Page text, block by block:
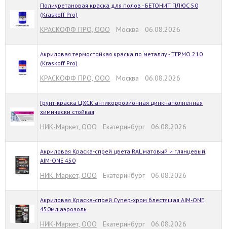
Полиуретановая краска для полов - БЕТОНИТ ПЛЮС 50
(Kraskoff Pro)
КРАСКОФФ ПРО, ООО Москва 06.08.2026
Акриловая термостойкая краска по металлу - ТЕРМО 210
(Kraskoff Pro)
КРАСКОФФ ПРО, ООО Москва 06.08.2026
Грунт-краска ЦХСК антикоррозионная цинкнаполненная
химически стойкая
НИК-Маркет, ООО Екатеринбург 06.08.2026
Акриловая Краска-спрей цвета RAL матовый и глянцевый,
AIM-ONE 450
НИК-Маркет, ООО Екатеринбург 06.08.2026
Акриловая Краска-спрей Супер-хром блестящая AIM-ONE
450мл аэрозоль
НИК-Маркет, ООО Екатеринбург 06.08.2026